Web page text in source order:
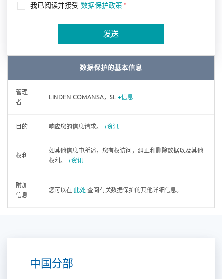
我已阅读并接受 数据保护政策 *
发送
数据保护的基本信息
管理
者
LINDEN COMANSA，SL +信息
目的 响应您的信息请求。 +资讯
权利
如其他信息中所述，您有权访问，纠正和删除数据以及其他
权利。 +资讯
附加
信息
您可以在 此处 查阅有关数据保护的其他详细信息。
中国分部